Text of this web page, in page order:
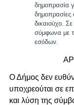
δημοπρασία
δημοπρασίες
δικαιούχο.
σύμφωνα με
εσόδων.
Ο Δήμος δεν
υποχρεούται σε
και λύση της